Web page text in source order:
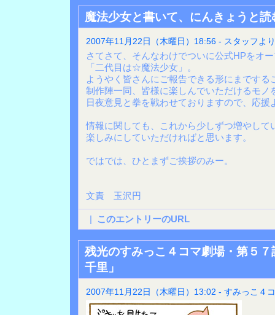
魔法少女と書いて、にんきょうと
2007年11月22日（木曜日）18:56 - スタッフより
さてさて、そんなわけでついに公式HPをオ
「二代目は☆魔法少女」。
ようやく皆さんにご報告できる形にまでする
制作陣一同、皆様に楽しんでいただけるモノ
日夜意見と拳を戦わせておりますので、応援
情報に関しても、これから少しずつ増やして
楽しみにしていただければと思います。
ではでは、ひとまずご挨拶のみー。
文責 玉沢円
| このエントリーのURL
残光のすみっこ４コマ劇場・第５
千里」
2007年11月22日（木曜日）13:02 - すみっこ４